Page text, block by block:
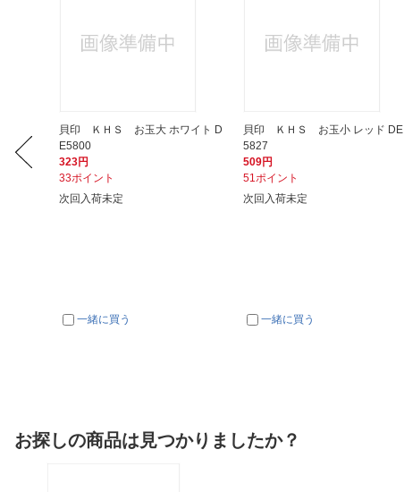
貝印 ＫＨＳ お玉大 ホワイト D
E5800
323円
33ポイント
次回入荷未定
一緒に買う
貝印 ＫＨＳ お玉小 レッド DE
5827
509円
51ポイント
次回入荷未定
一緒に買う
お探しの商品は見つかりましたか？